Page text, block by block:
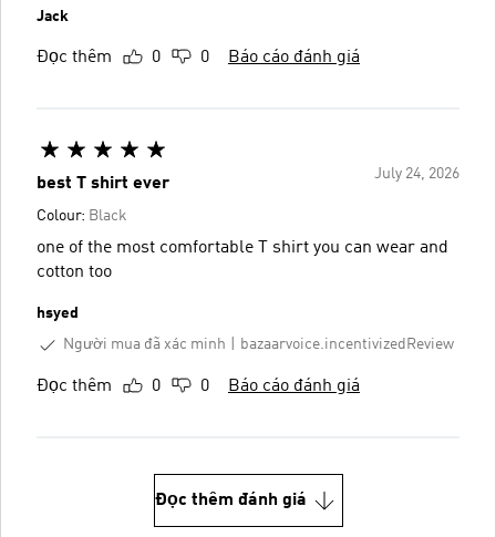
Jack
Đọc thêm 0 0 Báo cáo đánh giá
July 24, 2026
best T shirt ever
Colour: Black
one of the most comfortable T shirt you can wear and
cotton too
hsyed
Người mua đã xác minh
bazaarvoice.incentivizedReview
Đọc thêm 0 0 Báo cáo đánh giá
Đọc thêm đánh giá